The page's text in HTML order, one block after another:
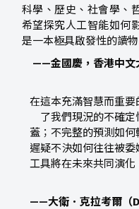
科學、歷史、社會學、
希望探究人工智能如何
是一本極具啟發性的讀物
——金國慶，香港中文
在這本充滿智慧而重
了我們現況的不確
蓋；不完整的預測如
遲疑不決如何往往被
工具將在未來共同演
——大衛．克拉考爾（